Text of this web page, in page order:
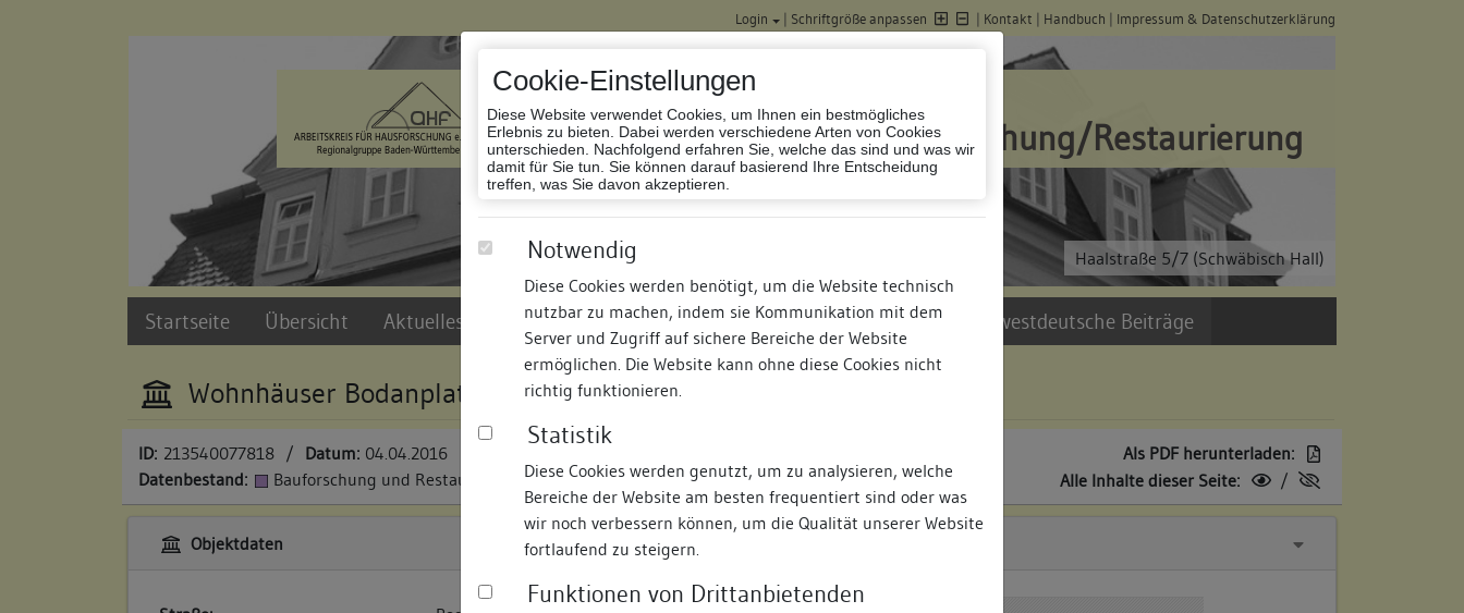
Cookie-Einstellungen
Diese Website verwendet Cookies, um Ihnen ein bestmögliches
Erlebnis zu bieten. Dabei werden verschiedene Arten von Cookies
unterschieden. Nachfolgend erfahren Sie, welche das sind und was wir
damit für Sie tun. Sie können darauf basierend Ihre Entscheidung
treffen, was Sie davon akzeptieren.
Notwendig
Diese Cookies werden benötigt, um die Website technisch
nutzbar zu machen, indem sie Kommunikation mit dem
Server und Zugriff auf sichere Bereiche der Website
ermöglichen. Die Website kann ohne diese Cookies nicht
richtig funktionieren.
Statistik
Diese Cookies werden genutzt, um zu analysieren, welche
Bereiche der Website am besten frequentiert sind oder was
wir noch verbessern können, um die Qualität unserer Website
fortlaufend zu steigern.
Funktionen von Drittanbietenden
Login | Schriftgröße anpassen | Kontakt | Handbuch | Impressum & Datenschutzerklärung
Haalstraße 5/7 (Schwäbisch Hall)
Datenbank Bauforschung/Restaurierung
Startseite Übersicht Aktuelles und Termine Suche Freie Bauforscher:innen Südwestdeutsche Beiträge
Wohnhäuser Bodanplatz 14 und 16
ID: 213540077818 / Datum: 04.04.2016
Datenbestand:
Bauforschung und Restaurierung
Als PDF herunterladen:
Alle Inhalte dieser Seite:
/
Objektdaten